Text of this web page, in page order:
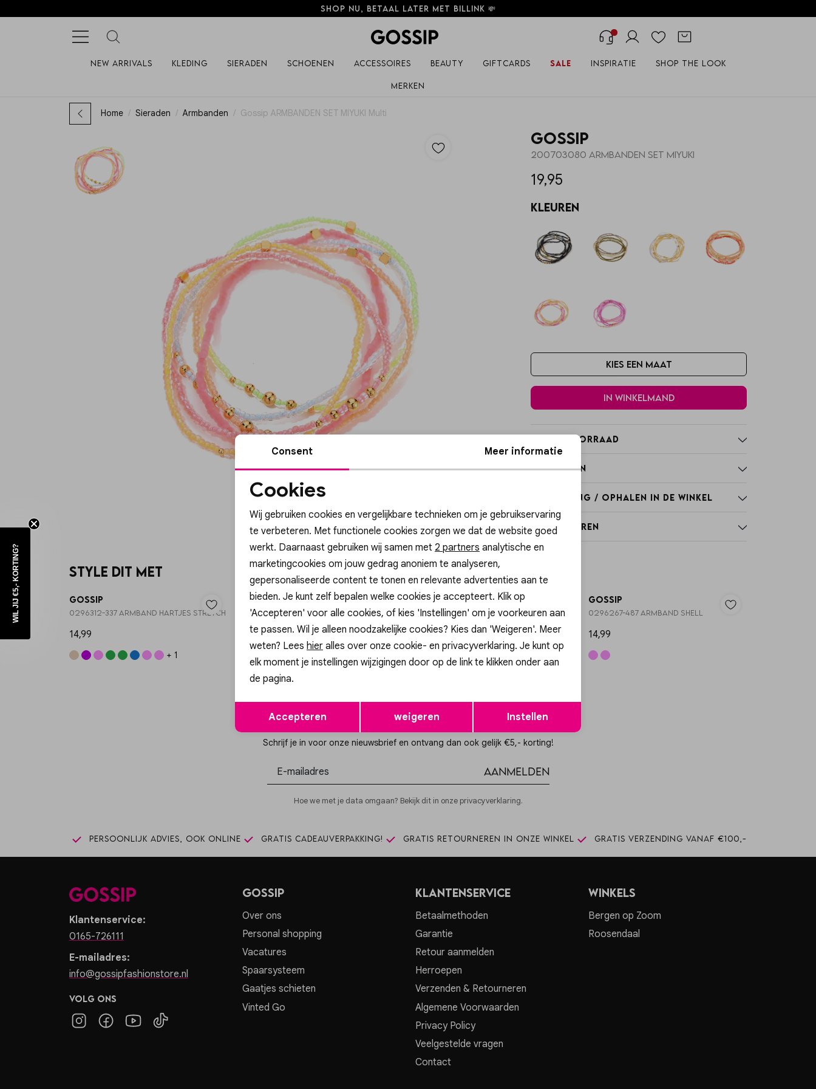
Shop nu, betaal later met Billink 💸
New arrivals Kleding Sieraden Schoenen Accessoires Beauty Giftcards Sale Inspiratie Shop the look
Merken
Home Sieraden Armbanden Gossip ARMBANDEN SET MIYUKI Multi
Gossip
200703080 ARMBANDEN SET MIYUKI
19,95
Kleuren
Kies een maat
In winkelmand
Winkelvoorraad
Kenmerken
Verzending / Ophalen in de winkel
Retourneren
Style dit met
Gossip
0296312-337 ARMBAND HARTJES STRETCH
14,99
+ 1
Nieuw
Gossip
0296312-557 ARMBAND HARTJES STRETCH
14,99
Gossip
0296267-367 ARMBAND SHELL
14,99
Gossip
0296267-487 ARMBAND SHELL
14,99
Altijd als eerste op de hoogte zijn?
Schrijf je in voor onze nieuwsbrief en ontvang dan ook gelijk €5,- korting!
Aanmelden
Hoe we met je data omgaan? Bekijk dit in onze privacyverklaring.
Persoonlijk advies, ook online Gratis cadeauverpakking! Gratis retourneren in onze winkel Gratis verzending vanaf €100,-
Klantenservice:
0165-726111
E-mailadres:
info@gossipfashionstore.nl
Volg ons
Gossip
Over ons
Personal shopping
Vacatures
Spaarsysteem
Gaatjes schieten
Vinted Go
Klantenservice
Betaalmethoden
Garantie
Retour aanmelden
Herroepen
Verzenden & Retourneren
Algemene Voorwaarden
Privacy Policy
Veelgestelde vragen
Contact
Winkels
Bergen op Zoom
Roosendaal
Noodzakelijke
cookies
Analytische cookies Marketing cookies
Opslaan
Consent Meer informatie
Cookies
Wij gebruiken cookies en vergelijkbare technieken om je gebruikservaring
te verbeteren. Met functionele cookies zorgen we dat de website goed
werkt. Daarnaast gebruiken wij samen met 2 partners analytische en
marketingcookies om jouw gedrag anoniem te analyseren,
gepersonaliseerde content te tonen en relevante advertenties aan te
bieden. Je kunt zelf bepalen welke cookies je accepteert. Klik op
'Accepteren' voor alle cookies, of kies 'Instellingen' om je voorkeuren aan
te passen. Wil je alleen noodzakelijke cookies? Kies dan 'Weigeren'. Meer
weten? Lees hier alles over onze cookie- en privacyverklaring. Je kunt op
elk moment je instellingen wijzigingen door op de link te klikken onder aan
de pagina.
Accepteren weigeren Instellen
WIL JIJ €5,- KORTING?